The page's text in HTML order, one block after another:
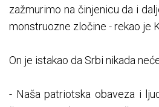
zažmurimo na činjenicu da i
monstruozne zločine - rekao je
On je istakao da Srbi nikada
- Naša patriotska obaveza i